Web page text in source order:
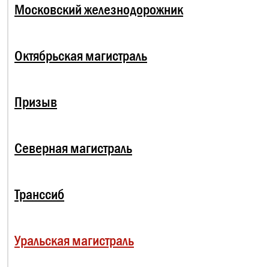
Московский железнодорожник
Октябрьская магистраль
Призыв
Северная магистраль
Транссиб
Уральская магистраль